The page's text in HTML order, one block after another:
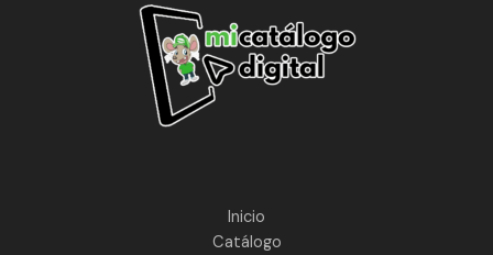
Inicio
Catálogo